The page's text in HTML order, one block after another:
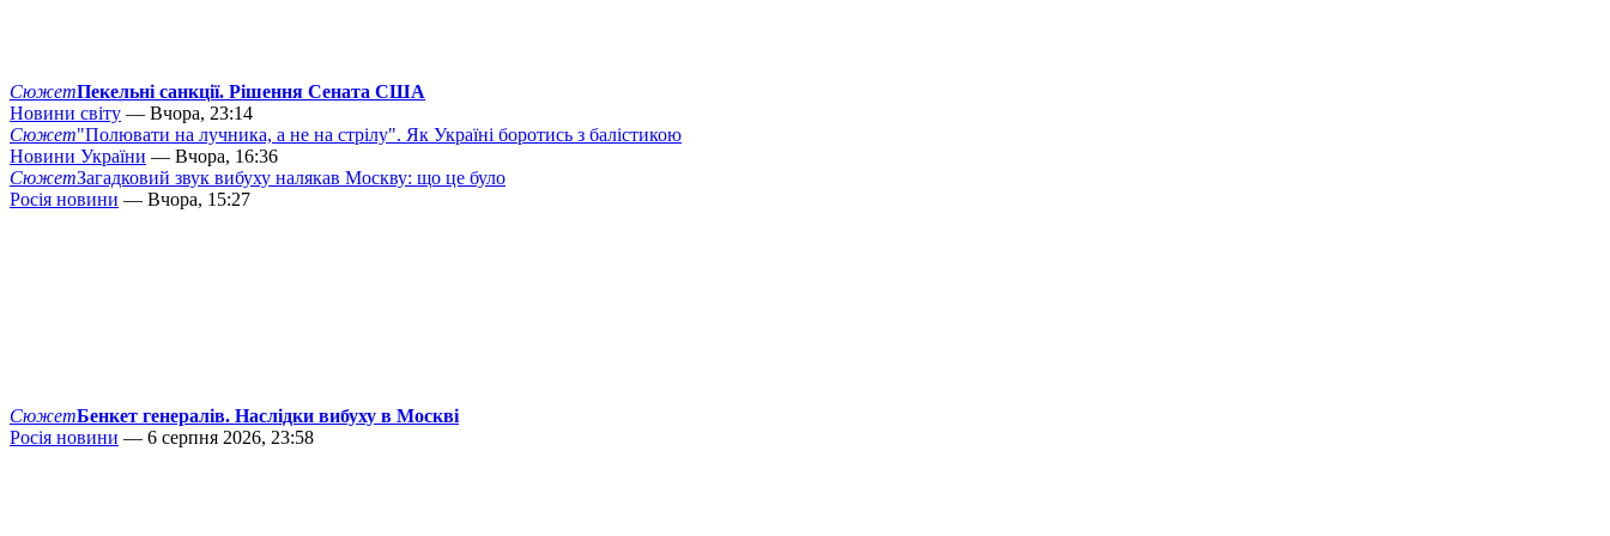
СюжетПекельні санкції. Рішення Сената США
Новини світу — Вчора, 23:14
Сюжет"Полювати на лучника, а не на стрілу". Як Україні боротись з балістикою
Новини України — Вчора, 16:36
СюжетЗагадковий звук вибуху налякав Москву: що це було
Росія новини — Вчора, 15:27
СюжетБенкет генералів. Наслідки вибуху в Москві
Росія новини — 6 серпня 2026, 23:58